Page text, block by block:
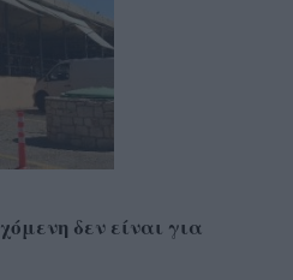
δεν είναι για